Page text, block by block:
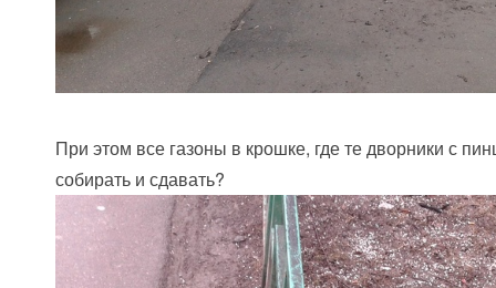
При этом все газоны в крошке, где те дворники с
собирать и сдавать?